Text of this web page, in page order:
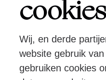
cookies
Wij, en derde
website gebruik
gebruiken cookies